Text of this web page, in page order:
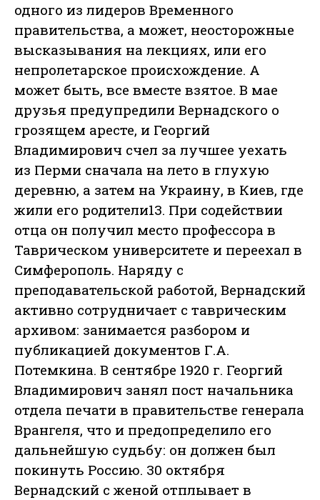
одного из лидеров Временного
правительства, а может, неосторожные
высказывания на лекциях, или его
непролетарское происхождение. А
может быть, все вместе взятое. В мае
друзья предупредили Вернадского о
грозящем аресте, и Георгий
Владимирович счел за лучшее уехать
из Перми сначала на лето в глухую
деревню, а затем на Украину, в Киев, где
жили его родители13. При содействии
отца он получил место профессора в
Таврическом университете и переехал в
Симферополь. Наряду с
преподавательской работой, Вернадский
активно сотрудничает с таврическим
архивом: занимается разбором и
публикацией документов Г.А.
Потемкина. В сентябре 1920 г. Георгий
Владимирович занял пост начальника
отдела печати в правительстве генерала
Врангеля, что и предопределило его
дальнейшую судьбу: он должен был
покинуть Россию. 30 октября
Вернадский с женой отплывает в